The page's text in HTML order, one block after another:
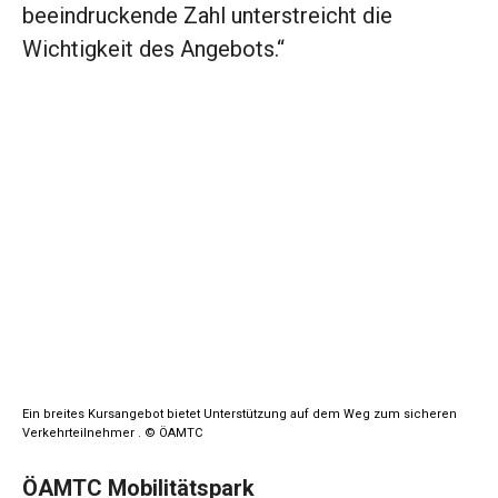
beeindruckende Zahl unterstreicht die
Wichtigkeit des Angebots.“
Ein breites Kursangebot bietet Unterstützung auf dem Weg zum sicheren
Verkehrteilnehmer . © ÖAMTC
ÖAMTC Mobilitätspark